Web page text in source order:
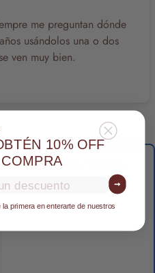
me preguntan dónde
usándolos una o dos
ven muy bien.
OFF en Miranda
Miranda Negro Terciopelo
Agrega primero otro MITU a tu carrito para
desbloquear el 15% OFF
10% OFF
➞
primera en enterarte de nuestros